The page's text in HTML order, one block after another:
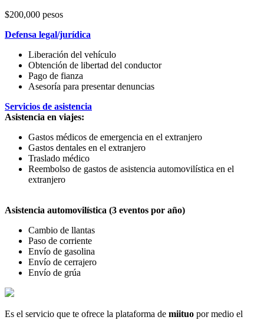
$200,000 pesos
Defensa legal/jurídica
Liberación del vehículo
Obtención de libertad del conductor
Pago de fianza
Asesoría para presentar denuncias
Servicios de asistencia
Asistencia en viajes:
Gastos médicos de emergencia en el extranjero
Gastos dentales en el extranjero
Traslado médico
Reembolso de gastos de asistencia automovilística en el
extranjero
Asistencia automovilística (3 eventos por año)
Cambio de llantas
Paso de corriente
Envío de gasolina
Envío de cerrajero
Envío de grúa
Es el servicio que te ofrece la plataforma de miituo por medio el